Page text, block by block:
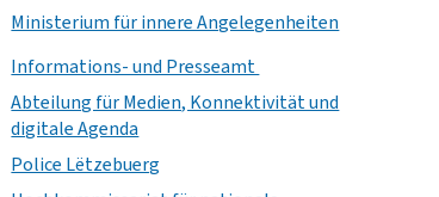
Ministerium für innere Angelegenheiten
Informations- und Presseamt
Abteilung für Medien, Konnektivität und
digitale Agenda
Police Lëtzebuerg